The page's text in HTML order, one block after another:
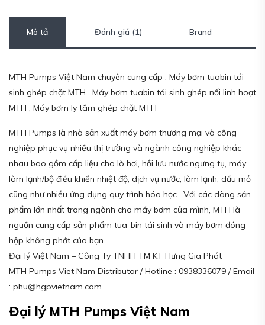
Mô tả Đánh giá (1) Brand
MTH Pumps Việt Nam chuyên cung cấp : Máy bơm tuabin tái
sinh ghép chặt MTH , Máy bơm tuabin tái sinh ghép nối linh hoạt
MTH , Máy bơm ly tâm ghép chặt MTH
MTH Pumps là nhà sản xuất máy bơm thương mại và công
nghiệp phục vụ nhiều thị trường và ngành công nghiệp khác
nhau bao gồm cấp liệu cho lò hơi, hồi lưu nước ngưng tụ, máy
làm lạnh/bộ điều khiển nhiệt độ, dịch vụ nước, làm lạnh, dầu mỏ
cũng như nhiều ứng dụng quy trình hóa học . Với các dòng sản
phẩm lớn nhất trong ngành cho máy bơm của mình, MTH là
nguồn cung cấp sản phẩm tua-bin tái sinh và máy bơm đóng
hộp không phớt của bạn
Đại lý Việt Nam – Công Ty TNHH TM KT Hưng Gia Phát
MTH Pumps Viet Nam Distributor / Hotline : 0938336079 / Email
: phu@hgpvietnam.com
Đại lý MTH Pumps Việt Nam